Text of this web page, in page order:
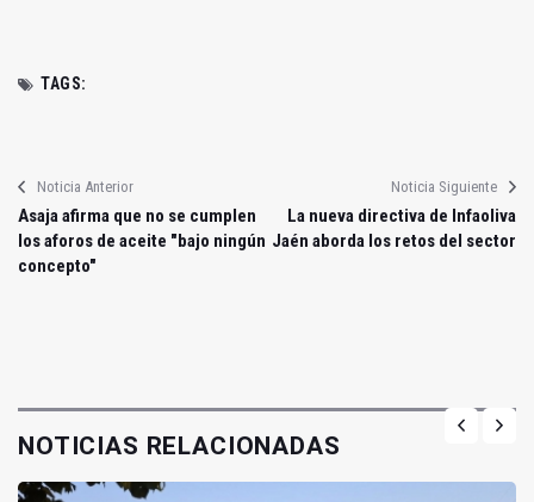
TAGS:
Noticia Anterior
Asaja afirma que no se cumplen
los aforos de aceite "bajo ningún
concepto"
Noticia Siguiente
La nueva directiva de Infaoliva
Jaén aborda los retos del sector
NOTICIAS RELACIONADAS